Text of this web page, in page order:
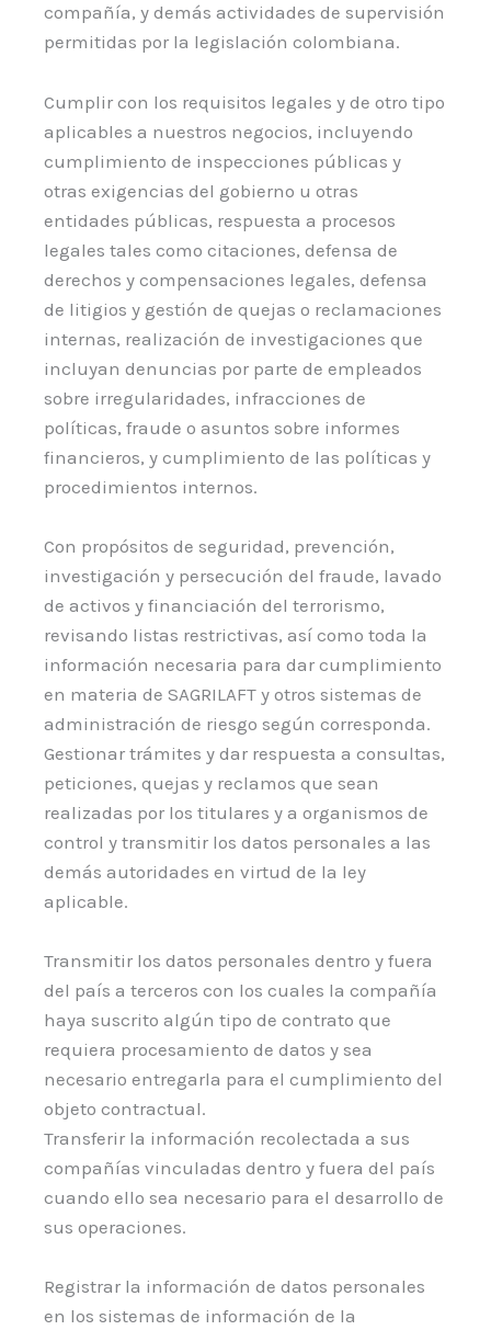
compañía, y demás actividades de supervisión
permitidas por la legislación colombiana.
Cumplir con los requisitos legales y de otro tipo
aplicables a nuestros negocios, incluyendo
cumplimiento de inspecciones públicas y
otras exigencias del gobierno u otras
entidades públicas, respuesta a procesos
legales tales como citaciones, defensa de
derechos y compensaciones legales, defensa
de litigios y gestión de quejas o reclamaciones
internas, realización de investigaciones que
incluyan denuncias por parte de empleados
sobre irregularidades, infracciones de
políticas, fraude o asuntos sobre informes
financieros, y cumplimiento de las políticas y
procedimientos internos.
Con propósitos de seguridad, prevención,
investigación y persecución del fraude, lavado
de activos y financiación del terrorismo,
revisando listas restrictivas, así como toda la
información necesaria para dar cumplimiento
en materia de SAGRILAFT y otros sistemas de
administración de riesgo según corresponda.
Gestionar trámites y dar respuesta a consultas,
peticiones, quejas y reclamos que sean
realizadas por los titulares y a organismos de
control y transmitir los datos personales a las
demás autoridades en virtud de la ley
aplicable.
Transmitir los datos personales dentro y fuera
del país a terceros con los cuales la compañía
haya suscrito algún tipo de contrato que
requiera procesamiento de datos y sea
necesario entregarla para el cumplimiento del
objeto contractual.
Transferir la información recolectada a sus
compañías vinculadas dentro y fuera del país
cuando ello sea necesario para el desarrollo de
sus operaciones.
Registrar la información de datos personales
en los sistemas de información de la